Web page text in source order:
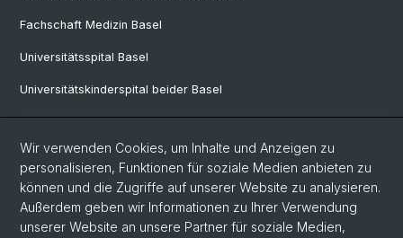
Fachschaft Medizin Basel
Universitätsspital Basel
Universitätskinderspital beider Basel
Universitäre Psychiatrische Kliniken
Universitäres Zentrum für Hausarztmedizin
Universitäres Zentrum für Zahnmedizin Basel
Institut für Rechtsmedizin
Wir verwenden Cookies, um Inhalte und Anzeigen zu
personalisieren, Funktionen für soziale Medien anbieten zu
können und die Zugriffe auf unserer Website zu analysieren.
Außerdem geben wir Informationen zu Ihrer Verwendung
unserer Website an unsere Partner für soziale Medien,